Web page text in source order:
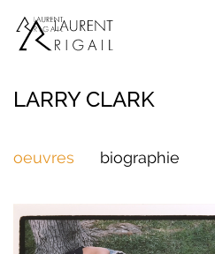
LARRY CLARK
oeuvres biographie